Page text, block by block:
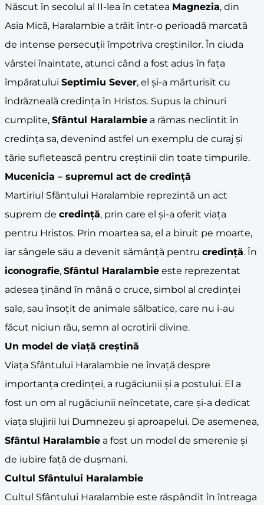
Născut în secolul al II-lea în cetatea Magnezia, din
Asia Mică, Haralambie a trăit într-o perioadă marcată
de intense persecuții împotriva creștinilor. În ciuda
vârstei înaintate, atunci când a fost adus în fața
împăratului Septimiu Sever, el și-a mărturisit cu
îndrăzneală credința în Hristos. Supus la chinuri
cumplite, Sfântul Haralambie a rămas neclintit în
credința sa, devenind astfel un exemplu de curaj și
tărie sufletească pentru creștinii din toate timpurile.
Mucenicia – supremul act de credință
Martiriul Sfântului Haralambie reprezintă un act
suprem de credință, prin care el și-a oferit viața
pentru Hristos. Prin moartea sa, el a biruit pe moarte,
iar sângele său a devenit sămânță pentru credință. În
iconografie, Sfântul Haralambie este reprezentat
adesea ținând în mână o cruce, simbol al credinței
sale, sau însoțit de animale sălbatice, care nu i-au
făcut niciun rău, semn al ocrotirii divine.
Un model de viață creștină
Viața Sfântului Haralambie ne învață despre
importanța credinței, a rugăciunii și a postului. El a
fost un om al rugăciunii neîncetate, care și-a dedicat
viața slujirii lui Dumnezeu și aproapelui. De asemenea,
Sfântul Haralambie a fost un model de smerenie și
de iubire față de dușmani.
Cultul Sfântului Haralambie
Cultul Sfântului Haralambie este răspândit în întreaga